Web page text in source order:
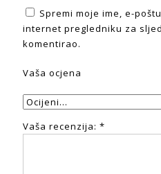
Spremi moje ime, e-
internet pregledniku za
komentirao.
Vaša ocjena
Vaša recenzija: *